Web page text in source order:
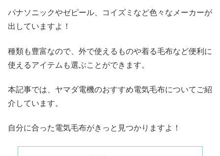
パナソニックやゼピール、コイズミなど色々なメーカーが
出していますよ！
種類も豊富なので、外で使えるものや着る毛布など便利に
使えるアイテムも選ぶことができます。
本記事では、ヤマダ電機のおすすめ電気毛布についてご紹
介しています。
自分に合った電気毛布がきっと見つかりますよ！